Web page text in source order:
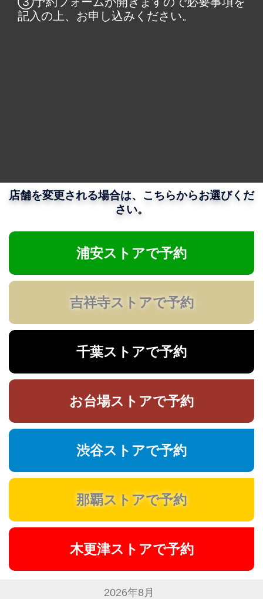
記入の上、お申し込みください。
店舗を変更される場合は、こちらからお選びくだ
さい。
浦安ストアで予約
吉祥寺ストアで予約
千葉ストアで予約
お台場ストアで予約
渋谷ストアで予約
那覇ストアで予約
木更津ストアで予約
2026年8月